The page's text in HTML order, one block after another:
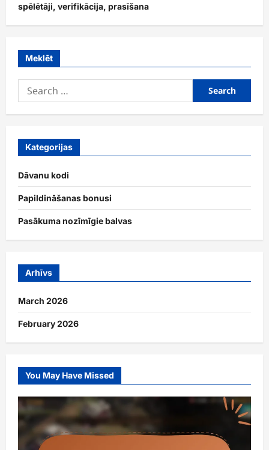
spēlētāji, verifikācija, prasīšana
Meklēt
Search
for:
Kategorijas
Dāvanu kodi
Papildināšanas bonusi
Pasākuma nozīmīgie balvas
Arhīvs
March 2026
February 2026
You May Have Missed